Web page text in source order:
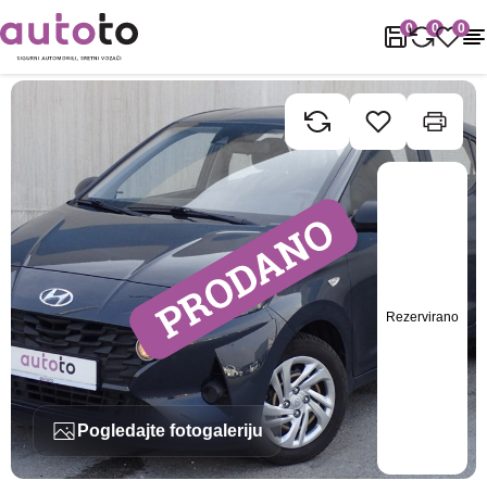
0 0 0
Naslovnica Rabljena vozila Hyundai I10 1.0i
Rezervirano
Pogledajte fotogaleriju